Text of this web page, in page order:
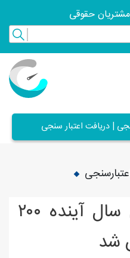
مشتریان حقوقی
| دریافت اعتبار سنجی
تسهیلات تکلیفی سال آینده ۲۰۰
شد